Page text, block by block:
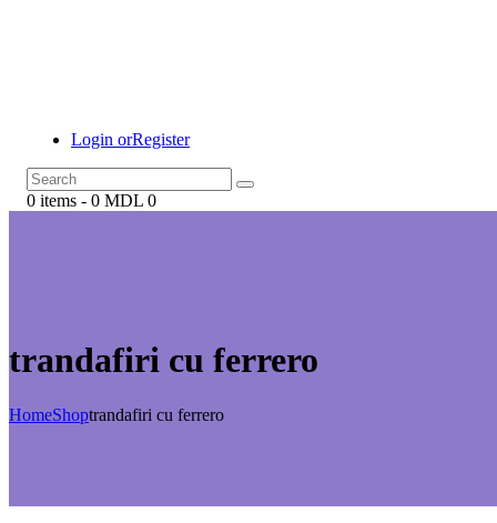
Login orRegister
0 items - 0 MDL 0
trandafiri cu ferrero
HomeShoptrandafiri cu ferrero